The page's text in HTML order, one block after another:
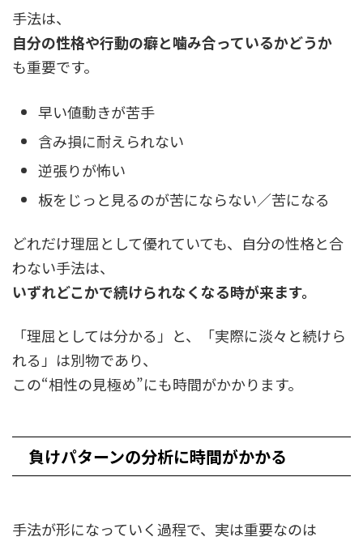
手法は、
自分の性格や行動の癖と噛み合っているかどうか
も重要です。
早い値動きが苦手
含み損に耐えられない
逆張りが怖い
板をじっと見るのが苦にならない／苦になる
どれだけ理屈として優れていても、自分の性格と合
わない手法は、
いずれどこかで続けられなくなる時が来ます。
「理屈としては分かる」と、「実際に淡々と続けら
れる」は別物であり、
この“相性の見極め”にも時間がかかります。
負けパターンの分析に時間がかかる
手法が形になっていく過程で、実は重要なのは